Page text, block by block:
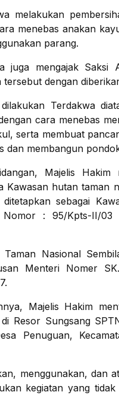
melakukan
menebas anakan
parang.
juga mengajak
tersebut dengan
Terdakwa
cara menebas
serta membuat
dan membangun
Majelis
Kawasan hutan taman
ditetapkan sebagai
Nomor : 95/Kpts-II/
Nasional
Menteri Nomer
Majelis Hakim
Resor Sungsang
Penuguan,
menggunakan, dan
kegiatan yang